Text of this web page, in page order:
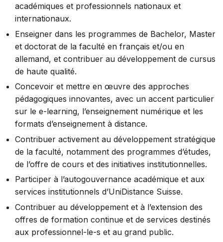
académiques et professionnels nationaux et
internationaux.
Enseigner dans les programmes de Bachelor, Master
et doctorat de la faculté en français et/ou en
allemand, et contribuer au développement de cursus
de haute qualité.
Concevoir et mettre en œuvre des approches
pédagogiques innovantes, avec un accent particulier
sur le e-learning, l’enseignement numérique et les
formats d’enseignement à distance.
Contribuer activement au développement stratégique
de la faculté, notamment des programmes d’études,
de l’offre de cours et des initiatives institutionnelles.
Participer à l’autogouvernance académique et aux
services institutionnels d’UniDistance Suisse.
Contribuer au développement et à l’extension des
offres de formation continue et de services destinés
aux professionnel-le-s et au grand public.